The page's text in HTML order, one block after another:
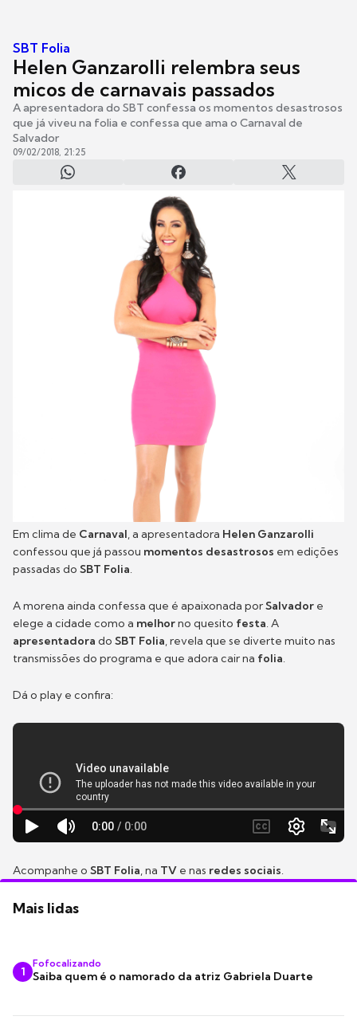
SBT Folia
Helen Ganzarolli relembra seus
micos de carnavais passados
A apresentadora do SBT confessa os momentos desastrosos
que já viveu na folia e confessa que ama o Carnaval de
Salvador
09/02/2018, 21:25
Em clima de Carnaval, a apresentadora Helen Ganzarolli
confessou que já passou momentos desastrosos em edições
passadas do SBT Folia.
A morena ainda confessa que é apaixonada porSalvador e
elege a cidade como a melhorno quesito festa. A
apresentadora do SBT Folia, revela que se diverte muito nas
transmissões do programa e que adora cair na folia.
Dá o play e confira:
Acompanhe o SBT Folia, na TV e nas redes sociais.
Mais lidas
1
Fofocalizando
Saiba quem é o namorado da atriz Gabriela Duarte